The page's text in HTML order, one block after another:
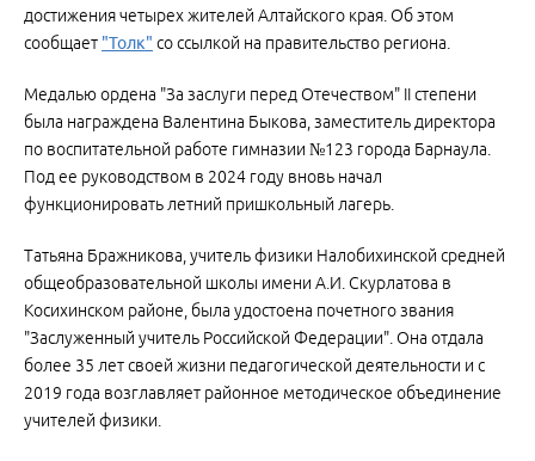
достижения четырех жителей Алтайского края. Об этом
сообщает "Толк" со ссылкой на правительство региона.
Медалью ордена "За заслуги перед Отечеством" II степени
была награждена Валентина Быкова, заместитель директора
по воспитательной работе гимназии №123 города Барнаула.
Под ее руководством в 2024 году вновь начал
функционировать летний пришкольный лагерь.
Татьяна Бражникова, учитель физики Налобихинской средней
общеобразовательной школы имени А.И. Скурлатова в
Косихинском районе, была удостоена почетного звания
"Заслуженный учитель Российской Федерации". Она отдала
более 35 лет своей жизни педагогической деятельности и с
2019 года возглавляет районное методическое объединение
учителей физики.